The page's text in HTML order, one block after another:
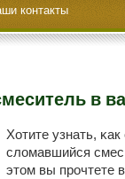
контакты
в
Хотите узнать,
сломавшийся
этом вы прοчтете